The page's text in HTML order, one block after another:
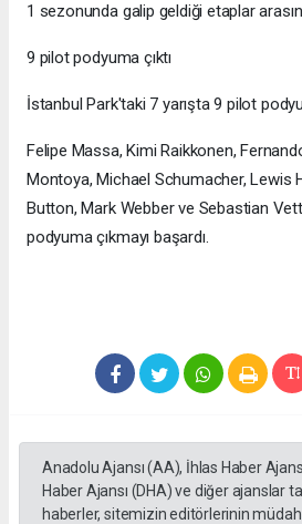
1 sezonunda galip geldiği etaplar
9 pilot podyuma çıktı
İstanbul Park'taki 7 yarışta 9 pilot
Felipe Massa, Kimi Raikkonen,
Montoya, Michael Schumacher, Lewis
Button, Mark Webber ve Sebastian
podyuma çıkmayı başardı.
Anadolu Ajansı (AA), İhlas Haber
Haber Ajansı (DHA) ve diğer ajanslar
haberler, sitemizin editörlerinin